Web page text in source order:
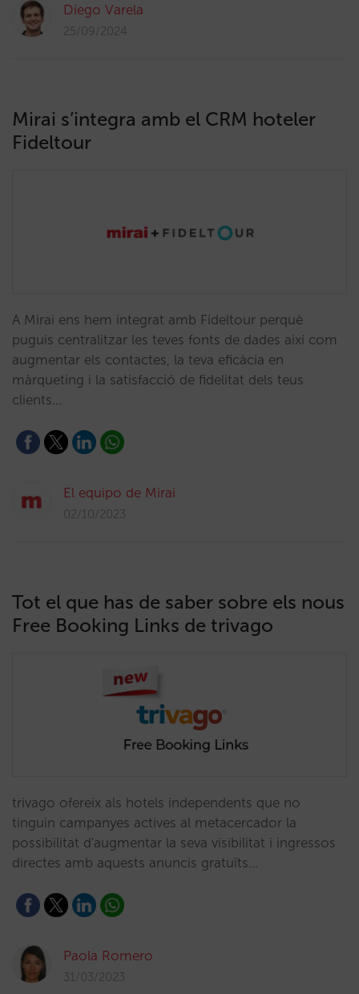
Diego Varela
25/09/2024
Mirai s’integra amb el CRM hoteler
Fideltour
A Mirai ens hem integrat amb Fideltour perquè
puguis centralitzar les teves fonts de dades així com
augmentar els contactes, la teva eficàcia en
màrqueting i la satisfacció de fidelitat dels teus
clients…
El equipo de Mirai
02/10/2023
Tot el que has de saber sobre els nous
Free Booking Links de trivago
trivago ofereix als hotels independents que no
tinguin campanyes actives al metacercador la
possibilitat d'augmentar la seva visibilitat i ingressos
directes amb aquests anuncis gratuïts…
Paola Romero
31/03/2023